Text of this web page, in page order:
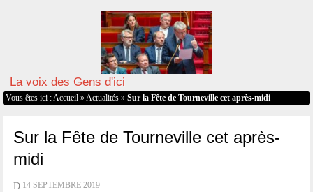
La voix des Gens d'ici
Vous êtes ici : Accueil » Actualités» Sur la Fête de Tourneville cet après-midi
Sur la Fête de Tourneville cet après-
midi
D 14 SEPTEMBRE 2019